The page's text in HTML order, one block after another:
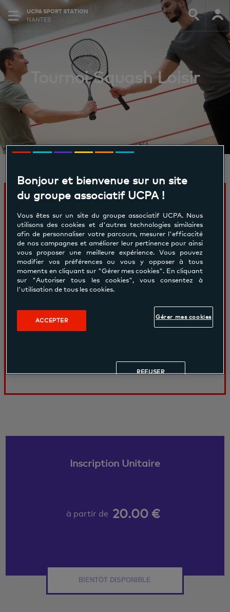
UCPA SPORT STATION
NANTES
Tournoi Squash Loisir
Tournoi Squash Loisir
À partir de
20.00€
Matchs amicaux dans une ambiance
conviviale et dynamique. Défi sportif
alliant agilité, cardio et plaisir du jeu.
Alternance de rencontres pour
Inscription Unitaire
à partir de 20.00 €
BIENTÔT DISPONIBLE
Bonjour et bienvenue sur un site
du groupe associatif UCPA !
Vous êtes sur un site du groupe associatif UCPA. Nous
utilisons des cookies et d'autres technologies similaires
afin de personnaliser votre parcours, mesurer l'efficacité
de nos campagnes et améliorer leur pertinence pour ainsi
vous proposer une meilleure expérience. Vous pouvez
modifier vos préférences ou vous y opposer à tous
moments en cliquant sur "Gérer mes cookies". En cliquant
sur "Autoriser tous les cookies", vous consentez à
l'utilisation de tous les cookies.
Gérer mes cookies
REFUSER
ACCEPTER